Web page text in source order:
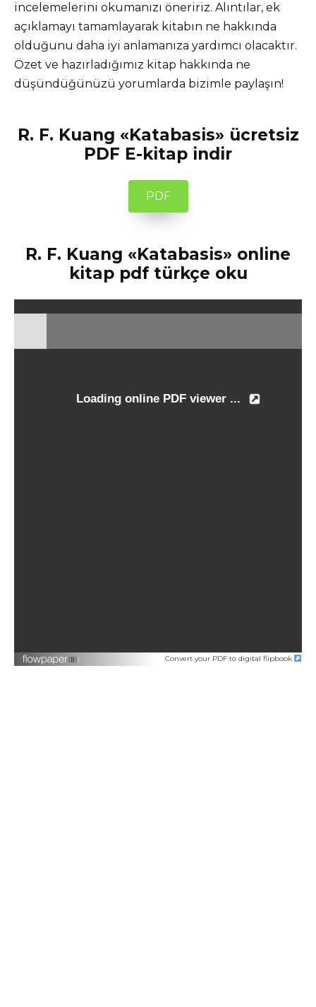
incelemelerini okumanızı öneririz. Alıntılar, ek
açıklamayı tamamlayarak kitabın ne hakkında
olduğunu daha iyi anlamanıza yardımcı olacaktır.
Özet ve hazırladığımız kitap hakkında ne
düşündüğünüzü yorumlarda bizimle paylaşın!
R. F. Kuang «Katabasis» ücretsiz
PDF E-kitap indir
PDF
R. F. Kuang «Katabasis» online
kitap pdf türkçe oku
Convert your PDF to digital flipbook